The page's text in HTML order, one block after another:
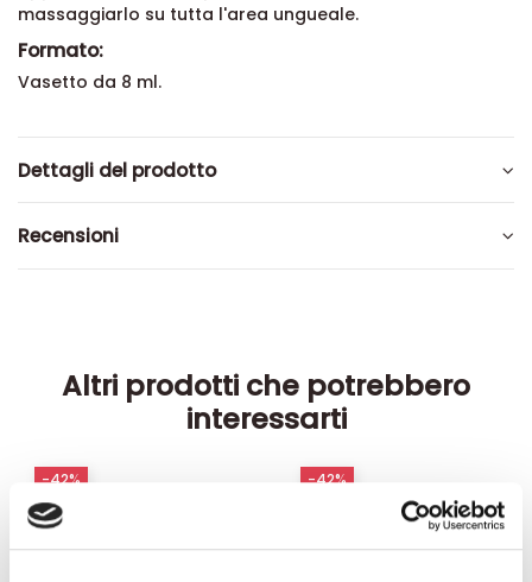
massaggiarlo su tutta l'area ungueale.
Formato:
Vasetto da 8 ml.
Dettagli del prodotto
Recensioni
Altri prodotti che potrebbero
interessarti
-42% -42%